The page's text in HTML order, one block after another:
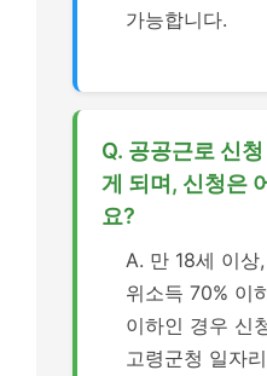
가능합니다.
Q. 공공근로 신
게 되며, 신청은
요?
A. 만 18세 이
위소득 70% 이
이하인 경우 신
고령군청 일자